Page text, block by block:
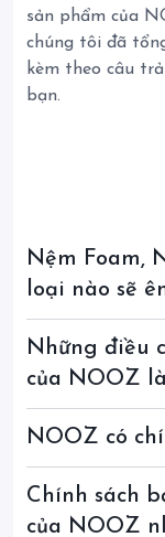
sản phẩm của
chúng tôi đã
kèm theo câu
bạn.
Nệm Foam,
loại nào sẽ
Những điều
của NOOZ
NOOZ có
Chính sách
của NOOZ